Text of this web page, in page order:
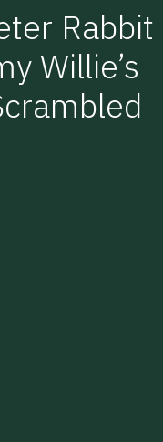
Rabbit
Willie’s